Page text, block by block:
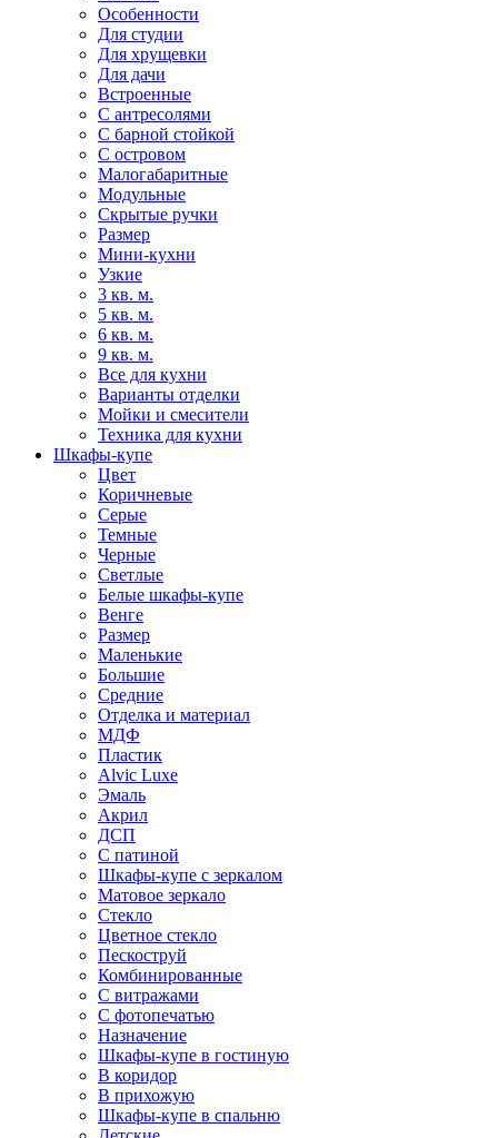
Особенности
Для студии
Для хрущевки
Для дачи
Встроенные
С антресолями
С барной стойкой
С островом
Малогабаритные
Модульные
Скрытые ручки
Размер
Мини-кухни
Узкие
3 кв. м.
5 кв. м.
6 кв. м.
9 кв. м.
Все для кухни
Варианты отделки
Мойки и смесители
Техника для кухни
Шкафы-купе
Цвет
Коричневые
Серые
Темные
Черные
Светлые
Белые шкафы-купе
Венге
Размер
Маленькие
Большие
Средние
Отделка и материал
МДФ
Пластик
Alvic Luxe
Эмаль
Акрил
ДСП
С патиной
Шкафы-купе с зеркалом
Матовое зеркало
Стекло
Цветное стекло
Пескоструй
Комбинированные
С витражами
С фотопечатью
Назначение
Шкафы-купе в гостиную
В коридор
В прихожую
Шкафы-купе в спальню